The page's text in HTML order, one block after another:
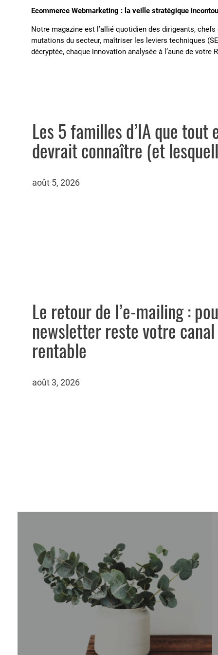
Ecommerce Webmarketing : la veille stratégique
Notre magazine est l’allié quotidien des dirigeants,
mutations du secteur, maîtriser les leviers techniques
décryptée, chaque innovation analysée à l’aune de
Les 5 familles d’IA que tout
devrait connaître (et
août 5, 2026
Le retour de l’e-mailing :
newsletter reste votre
rentable
août 3, 2026